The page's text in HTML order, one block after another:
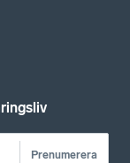
Prenumerera